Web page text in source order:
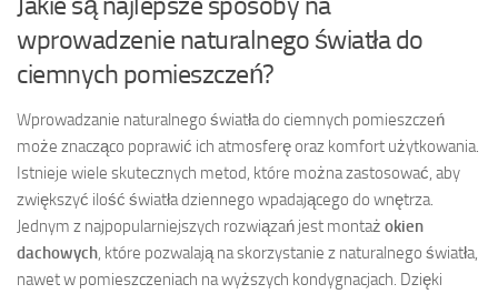
wprowadzenie naturalnego światła do
ciemnych pomieszczeń?
Wprowadzanie naturalnego światła do ciemnych pomieszczeń
może znacząco poprawić ich atmosferę oraz komfort użytkowania.
Istnieje wiele skutecznych metod, które można zastosować, aby
zwiększyć ilość światła dziennego wpadającego do wnętrza.
Jednym z najpopularniejszych rozwiązań jest montaż okien
dachowych, które pozwalają na skorzystanie z naturalnego światła,
nawet w pomieszczeniach na wyższych kondygnacjach. Dzięki